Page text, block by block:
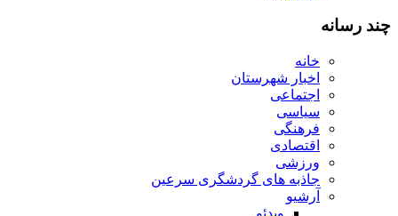
چند رسانه
خانه
اخبار شهرستان
اجتماعی
سیاسی
فرهنگی
اقتصادی
ورزشی
جاذبه های گردشگری سرعین
آرشیو